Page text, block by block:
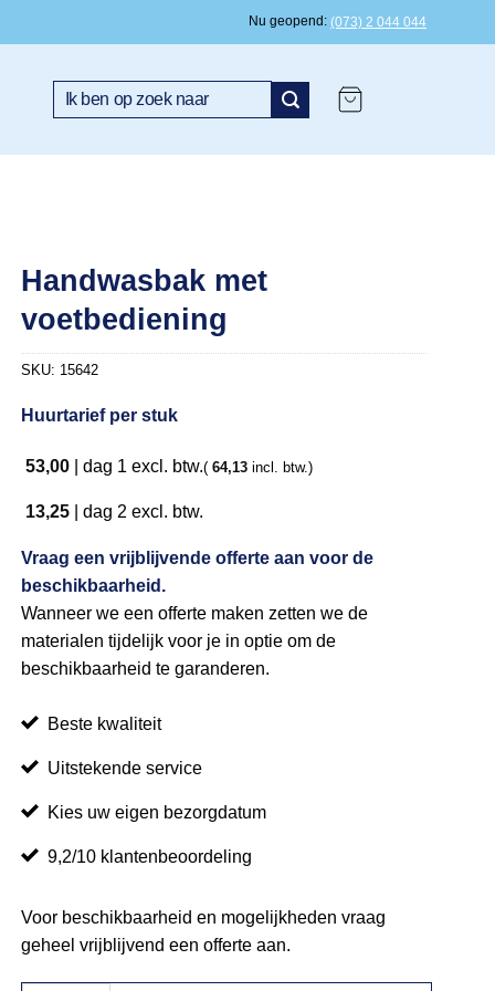
Nu geopend (073) 2 044 044
Search
Handwasbak met
voetbediening
SKU: 15642
Huurtarief per stuk
53,00 |dag 1 excl. btw.( 64,13 incl. btw.)
13,25 |dag 2 excl. btw.
Vraag een vrijblijvende offerte aan voor de
beschikbaarheid.
Wanneer we een offerte maken zetten we de
materialen tijdelijk voor je in optie om de
beschikbaarheid te garanderen.
Beste kwaliteit
Uitstekende service
Kies uw eigen bezorgdatum
9,2/10 klantenbeoordeling
Voor beschikbaarheid en mogelijkheden vraag
geheel vrijblijvend een offerte aan.